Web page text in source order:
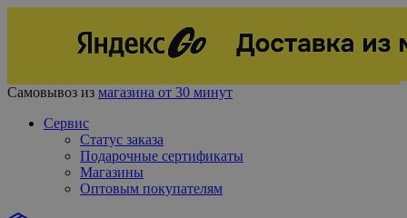
Самовывоз из магазина от 30 минут
Сервис
Статус заказа
Подарочные сертификаты
Магазины
Оптовым покупателям